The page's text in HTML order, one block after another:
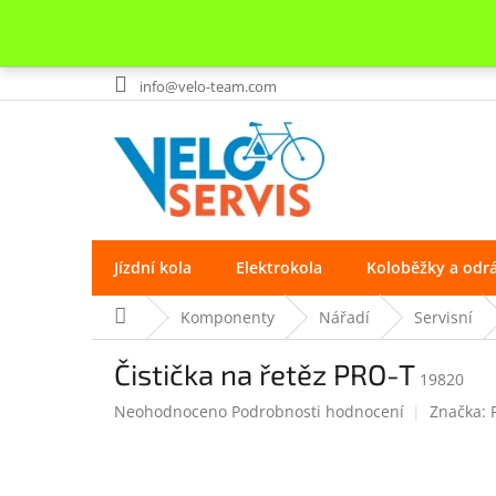
Přejít
na
info@velo-team.com
Jízdní kola Elektrokola Koloběžky a
Domů Komponenty Nářadí Servisní
Čistička na řetěz PRO-T 19820
Průměrné
Neohodnoceno Podrobnosti hodnocení Značka: